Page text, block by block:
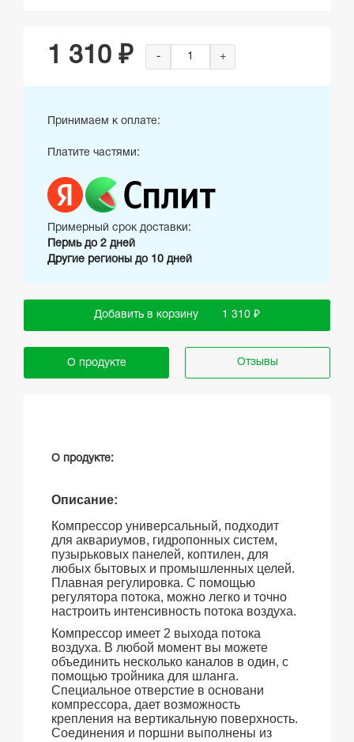
1 310 ₽ - +
Принимаем к оплате:
Платите частями:
Примерный срок доставки:
Пермь до 2 дней
Другие регионы до 10 дней
Добавить в корзину 1 310 ₽
О продукте Отзывы
О продукте:
Описание:
Компрессор универсальный, подходит
для аквариумов, гидропонных систем,
пузырьковых панелей, коптилен, для
любых бытовых и промышленных целей.
Плавная регулировка. С помощью
регулятора потока, можно легко и точно
настроить интенсивность потока воздуха.
Компрессор имеет 2 выхода потока
воздуха. В любой момент вы можете
объединить несколько каналов в один, с
помощью тройника для шланга.
Специальное отверстие в основани
компрессора, дает возможность
крепления на вертикальную поверхность.
Соединения и поршни выполнены из